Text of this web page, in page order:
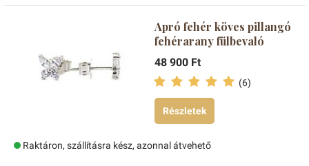
Apró fehér köves pillangó
fehérarany fülbevaló
48 900 Ft
(6)
Részletek
Raktáron, szállításra kész, azonnal átvehető